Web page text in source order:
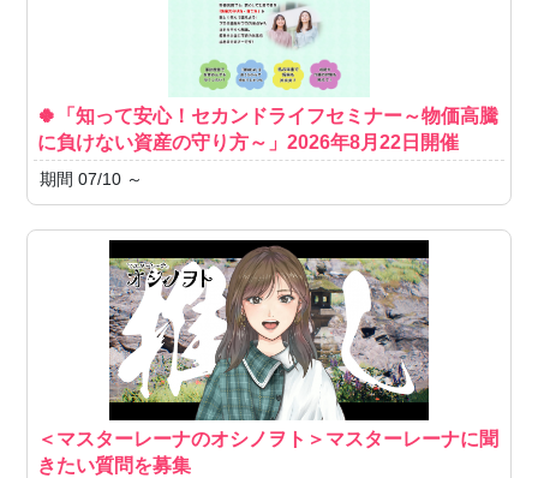
🍀「知って安心！セカンドライフセミナー～物価高騰
に負けない資産の守り方～」2026年8月22日開催
期間 07/10 ～
＜マスターレーナのオシノヲト＞マスターレーナに聞
きたい質問を募集